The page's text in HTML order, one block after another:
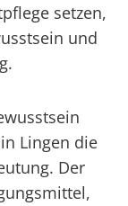
setzen,
und
Lingen die
Der